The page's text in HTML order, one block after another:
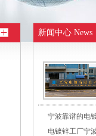
新闻中心 News
宁波靠谱的电
电镀锌工厂宁